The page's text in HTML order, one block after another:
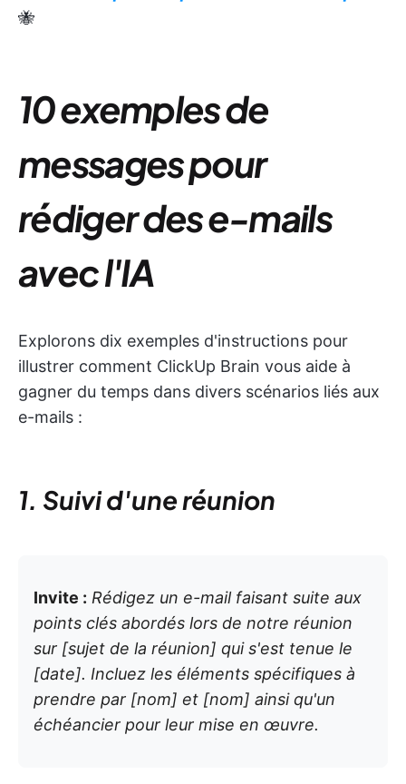
🐝
10 exemples de
messages pour
rédiger des e-mails
avec l'IA
Explorons dix exemples d'instructions pour
illustrer comment ClickUp Brain vous aide à
gagner du temps dans divers scénarios liés aux
e-mails :
1. Suivi d'une réunion
Invite : Rédigez un e-mail faisant suite aux
points clés abordés lors de notre réunion
sur [sujet de la réunion] qui s'est tenue le
[date]. Incluez les éléments spécifiques à
prendre par [nom] et [nom] ainsi qu'un
échéancier pour leur mise en œuvre.